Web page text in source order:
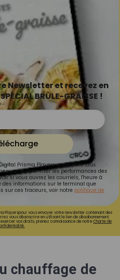
Newsletter et recevez en
BRÛLE-GRAISSE !
Prisma Players analyse le taux
et optimiser les performances des
si vous ouvrez les courriels, l'heure à
des informations sur le terminal que
sur ces traceurs, voir notre politique de
Playerspour vous envoyer votre newsletter contenant des
vous désinscrire en utilisant le lien de désabonnement
vos droits, prenez connaissance de notreCharte de
chauffage de